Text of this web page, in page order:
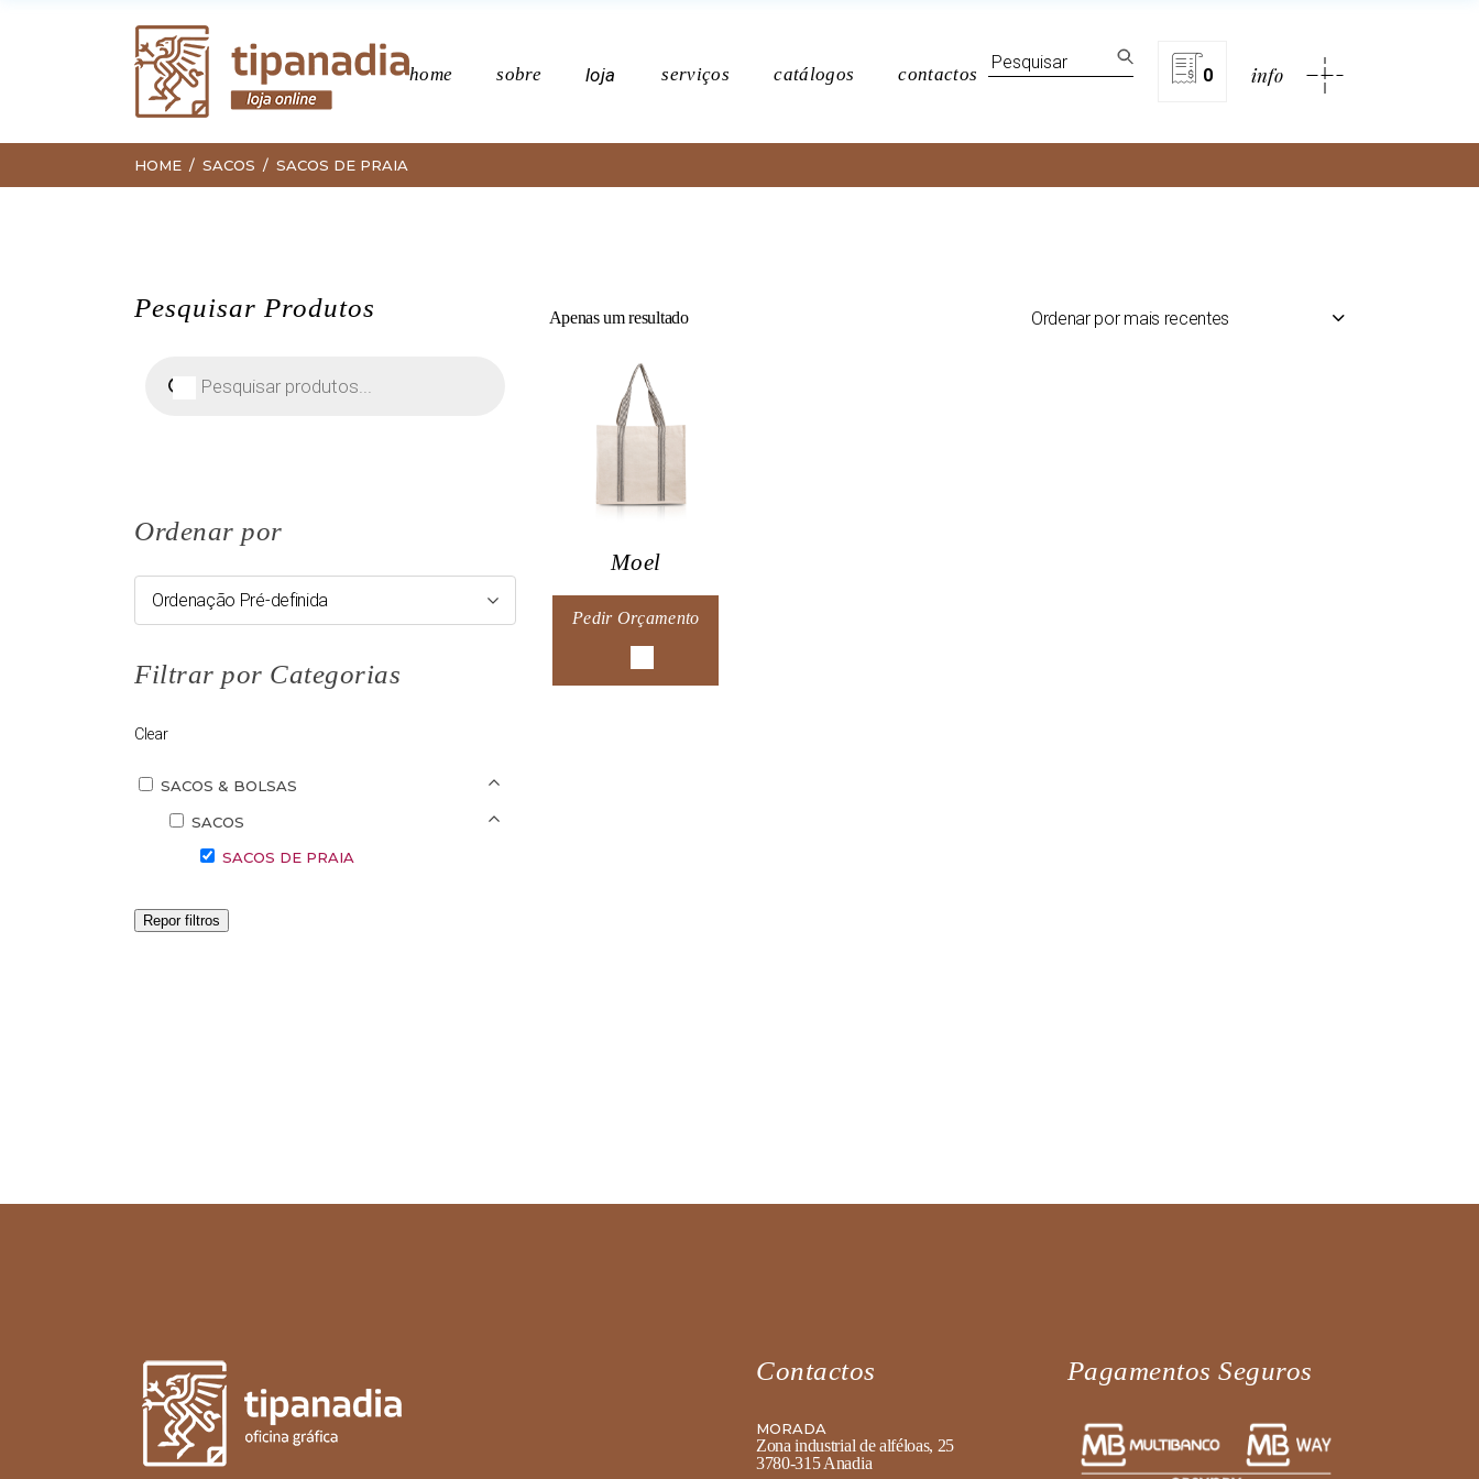
home sobre loja serviços catálogos contactos
Search
for:
0 info
Política de privacidade
HOME SACOS SACOS DE PRAIA
Apenas um resultado Ordenar por mais recentes
Moel
Pedir Orçamento
Pesquisar Produtos
produtos
Ordenar por
Ordenação Pré-definida
Filtrar por Categorias
Clear
SACOS & BOLSAS
SACOS
SACOS DE PRAIA
Repor filtros
Contactos
MORADA
Zona industrial de alféloas, 25
3780-315 Anadia
Pagamentos Seguros